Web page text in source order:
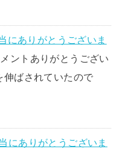
にありがとうございま
ントありがとうござい
伸ばされていたので
にありがとうございま